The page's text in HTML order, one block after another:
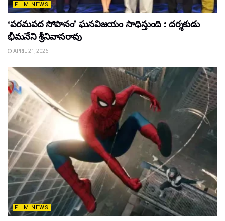
FILM NEWS
‘పరమపద సోపానం’ ఘనవిజయం సాధిస్తుంది : దర్శకుడు
భీమనేని శ్రీనివాసరావు
APRIL 21, 2026
FILM NEWS